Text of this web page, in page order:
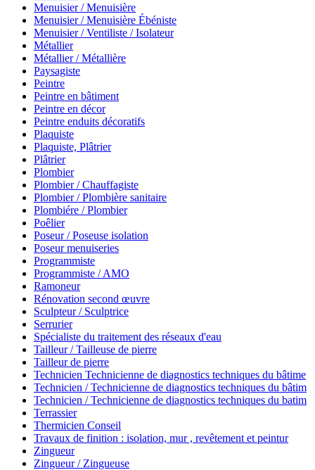
Menuisier / Menuisière
Menuisier / Menuisière Ébéniste
Menuisier / Ventiliste / Isolateur
Métallier
Métallier / Métallière
Paysagiste
Peintre
Peintre en bâtiment
Peintre en décor
Peintre enduits décoratifs
Plaquiste
Plaquiste, Plâtrier
Plâtrier
Plombier
Plombier / Chauffagiste
Plombier / Plombière sanitaire
Plombiére / Plombier
Poêlier
Poseur / Poseuse isolation
Poseur menuiseries
Programmiste
Programmiste / AMO
Ramoneur
Rénovation second œuvre
Sculpteur / Sculptrice
Serrurier
Spécialiste du traitement des réseaux d'eau
Tailleur / Tailleuse de pierre
Tailleur de pierre
Technicien Technicienne de diagnostics techniques du bâtime
Technicien / Technicienne de diagnostics techniques du bâtim
Technicien / Technicienne de diagnostics techniques du batim
Terrassier
Thermicien Conseil
Travaux de finition : isolation, mur , revêtement et peintur
Zingueur
Zingueur / Zingueuse